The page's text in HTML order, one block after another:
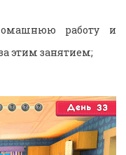
работу и
этим занятием;